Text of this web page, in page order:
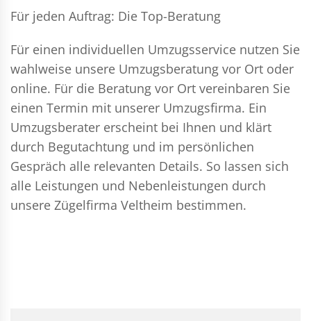
Für jeden Auftrag: Die Top-Beratung
Für einen individuellen Umzugsservice nutzen Sie
wahlweise unsere Umzugsberatung vor Ort oder
online. Für die Beratung vor Ort vereinbaren Sie
einen Termin mit unserer Umzugsfirma. Ein
Umzugsberater erscheint bei Ihnen und klärt
durch Begutachtung und im persönlichen
Gespräch alle relevanten Details. So lassen sich
alle Leistungen und Nebenleistungen durch
unsere Zügelfirma Veltheim bestimmen.